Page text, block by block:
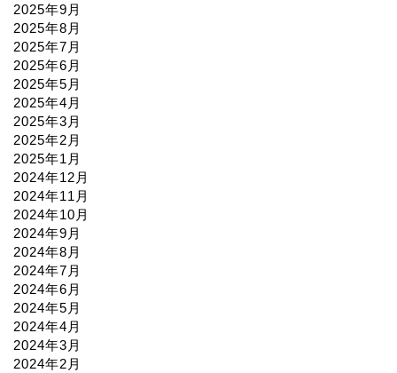
2025年9月
2025年8月
2025年7月
2025年6月
2025年5月
2025年4月
2025年3月
2025年2月
2025年1月
2024年12月
2024年11月
2024年10月
2024年9月
2024年8月
2024年7月
2024年6月
2024年5月
2024年4月
2024年3月
2024年2月